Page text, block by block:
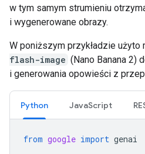
w tym samym strumieniu
i wygenerowane obrazy.
W poniższym przykładzie użyto
flash-image (Nano Banana 2)
i generowania opowieści z
Python JavaScript
from google import genai